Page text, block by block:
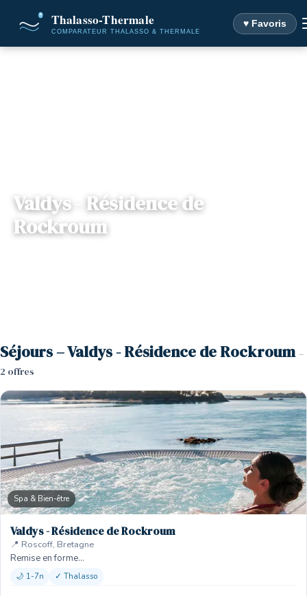
♥ Favoris
Valdys - Résidence de
Rockroum
Séjours – Valdys - Résidence de Rockroum –
2 offres
Spa & Bien-être
Valdys - Résidence de Rockroum
📍 Roscoff, Bretagne
Remise en forme…
🌙 1-7n ✓ Thalasso